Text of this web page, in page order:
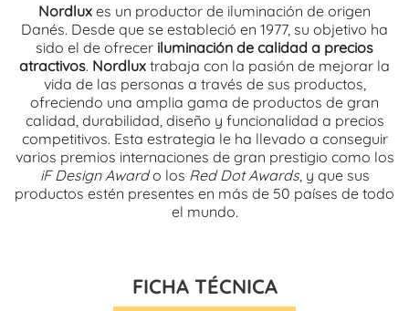
Nordlux es un productor de iluminación de origen
Danés. Desde que se estableció en 1977, su objetivo ha
sido el de ofrecer iluminación de calidad a precios
atractivos. Nordlux trabaja con la pasión de mejorar la
vida de las personas a través de sus productos,
ofreciendo una amplia gama de productos de gran
calidad, durabilidad, diseño y funcionalidad a precios
competitivos. Esta estrategia le ha llevado a conseguir
varios premios internaciones de gran prestigio como los
iF Design Awardo los Red Dot Awards, y que sus
productos estén presentes en más de 50 países de todo
el mundo.
FICHA TÉCNICA